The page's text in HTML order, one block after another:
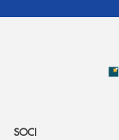
SOCI